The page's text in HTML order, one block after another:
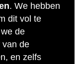
. We hebben
dit vol te
de
van de
en zelfs